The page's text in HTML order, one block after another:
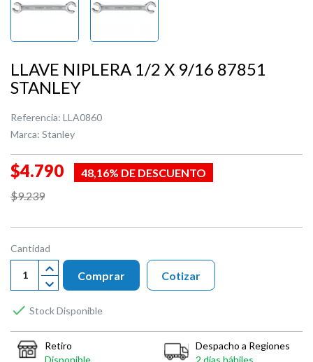
LLAVE NIPLERA 1/2 X 9/16 87851
STANLEY
Referencia: LLA0860
Marca: Stanley
$4.790
48,16% DE DESCUENTO
$9.239
Cantidad
Comprar
 Stock Disponible
Cotizar
Retiro
Disponible
Despacho a Regiones
2 días hábiles